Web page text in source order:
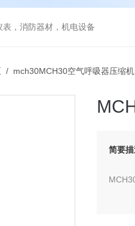
，消防器材，机电设备
/ mch30MCH30空气呼吸器压缩机
简要描